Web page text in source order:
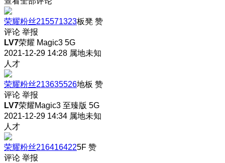
荣耀粉丝215571323板凳 赞
评论 举报
LV7荣耀 Magic3 5G
2021-12-29 14:28 属地未知
人才
荣耀粉丝213635526地板 赞
评论 举报
LV7荣耀Magic3 至臻版 5G
2021-12-29 14:34 属地未知
人才
荣耀粉丝2164164225F 赞
评论 举报